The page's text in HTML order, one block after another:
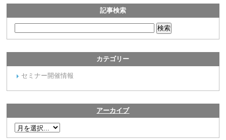
記事検索
カテゴリー
セミナー開催情報
アーカイブ